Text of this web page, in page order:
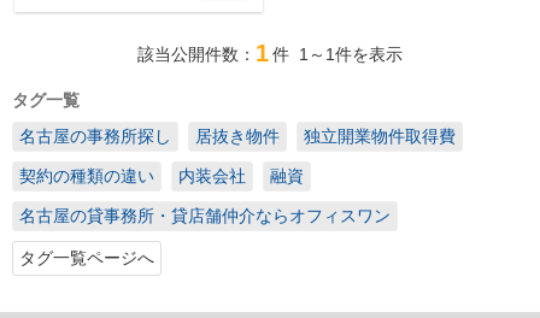
該当公開件数： 1件 1～1件を表示
タグ一覧
名古屋の事務所探し
居抜き物件 独立開業物件取得費
契約の種類の違い 内装会社 融資
名古屋の貸事務所・貸店舗仲介ならオフィスワン
タグ一覧ページへ